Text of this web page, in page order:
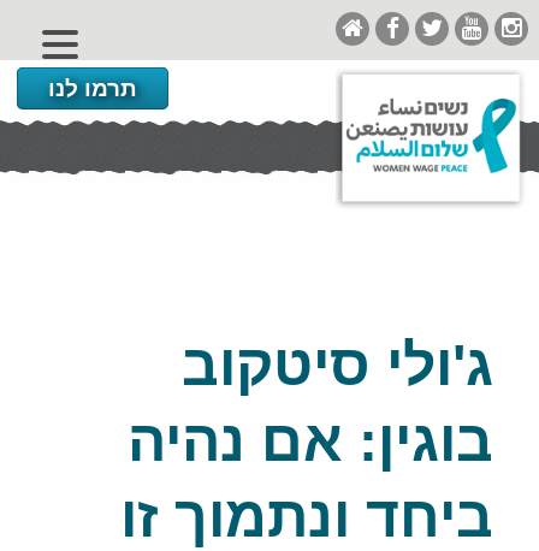
תרמו לנו
ג'ולי סיטקוב
בוגין: אם נהיה
ביחד ונתמוך זו